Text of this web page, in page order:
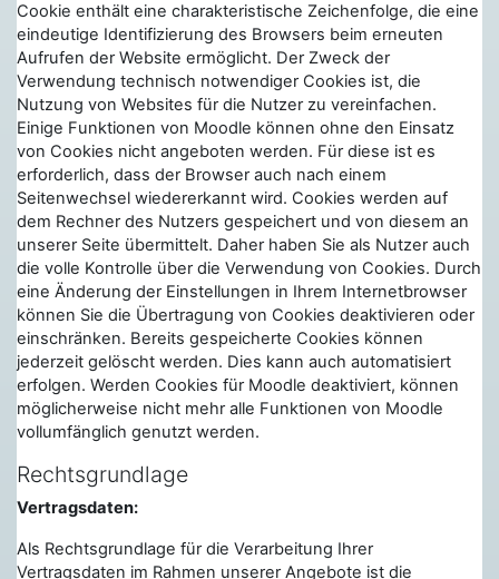
Cookie enthält eine charakteristische Zeichenfolge, die eine
eindeutige Identifizierung des Browsers beim erneuten
Aufrufen der Website ermöglicht. Der Zweck der
Verwendung technisch notwendiger Cookies ist, die
Nutzung von Websites für die Nutzer zu vereinfachen.
Einige Funktionen von Moodle können ohne den Einsatz
von Cookies nicht angeboten werden. Für diese ist es
erforderlich, dass der Browser auch nach einem
Seitenwechsel wiedererkannt wird. Cookies werden auf
dem Rechner des Nutzers gespeichert und von diesem an
unserer Seite übermittelt. Daher haben Sie als Nutzer auch
die volle Kontrolle über die Verwendung von Cookies. Durch
eine Änderung der Einstellungen in Ihrem Internetbrowser
können Sie die Übertragung von Cookies deaktivieren oder
einschränken. Bereits gespeicherte Cookies können
jederzeit gelöscht werden. Dies kann auch automatisiert
erfolgen. Werden Cookies für Moodle deaktiviert, können
möglicherweise nicht mehr alle Funktionen von Moodle
vollumfänglich genutzt werden.
Rechtsgrundlage
Vertragsdaten:
Als Rechtsgrundlage für die Verarbeitung Ihrer
Vertragsdaten im Rahmen unserer Angebote ist die